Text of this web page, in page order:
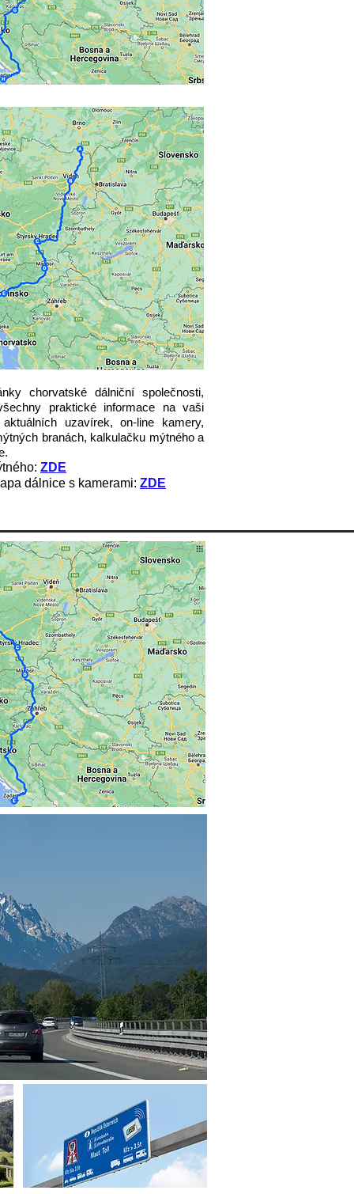
chorvatské dálniční společnosti,
praktické informace na vaši
uzavírek, on-line kamery,
branách, kalkulačku mýtného a
ZDE
dálnice s kamerami: ZDE